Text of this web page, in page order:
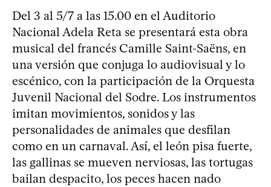
Del 3 al 5/7 a las 15.00 en el Auditorio
Nacional Adela Reta se presentará esta obra
musical del francés Camille Saint-Saëns, en
una versión que conjuga lo audiovisual y lo
escénico, con la participación de la Orquesta
Juvenil Nacional del Sodre. Los instrumentos
imitan movimientos, sonidos y las
personalidades de animales que desfilan
como en un carnaval. Así, el león pisa fuerte,
las gallinas se mueven nerviosas, las tortugas
bailan despacito, los peces hacen nado